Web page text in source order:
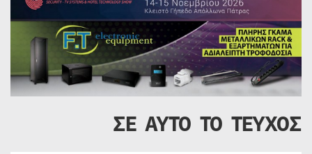
ΣΕ ΑΥΤΟ ΤΟ ΤΕΥΧΟΣ